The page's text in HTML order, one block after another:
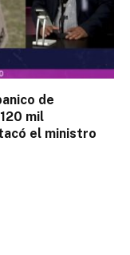
de
mil
el ministro